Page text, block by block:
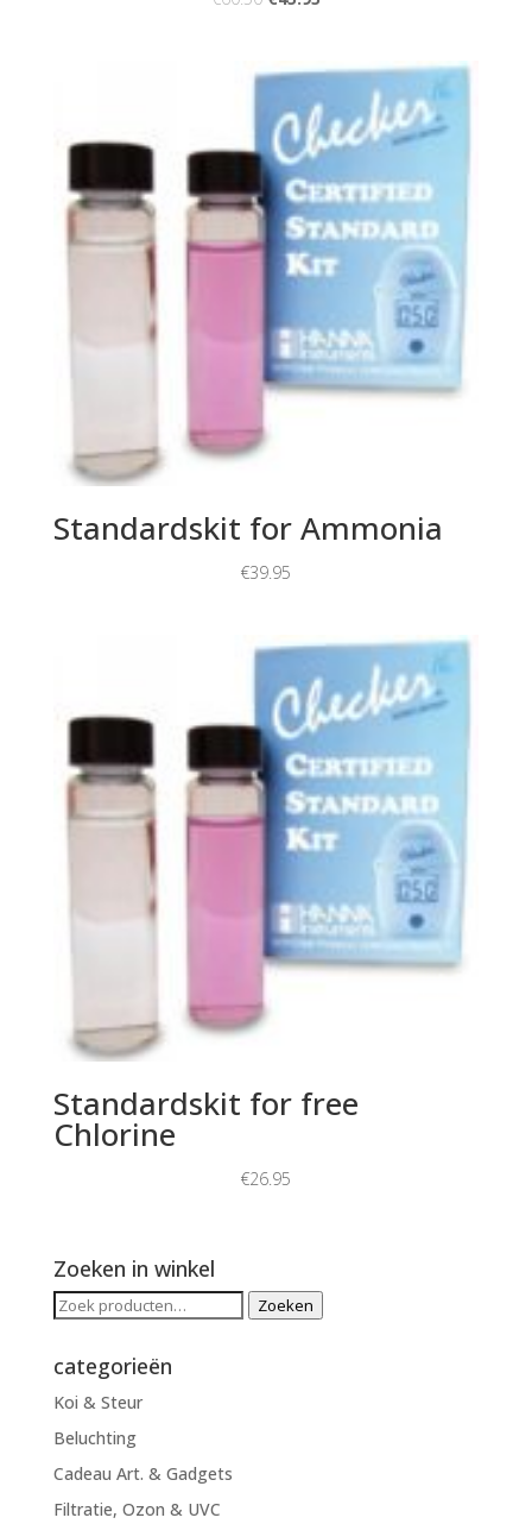
Standardskit for Ammonia
€39.95
Standardskit for free
Chlorine
€26.95
Zoeken in winkel
Zoeken
Zoeken
categorieën
Koi & Steur
Beluchting
Cadeau Art. & Gadgets
Filtratie, Ozon & UVC